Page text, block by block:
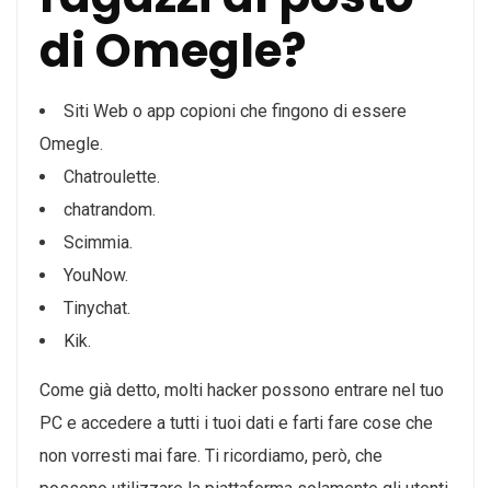
di Omegle?
Siti Web o app copioni che fingono di essere
Omegle.
Chatroulette.
chatrandom.
Scimmia.
YouNow.
Tinychat.
Kik.
Come già detto, molti hacker possono entrare nel tuo
PC e accedere a tutti i tuoi dati e farti fare cose che
non vorresti mai fare. Ti ricordiamo, però, che